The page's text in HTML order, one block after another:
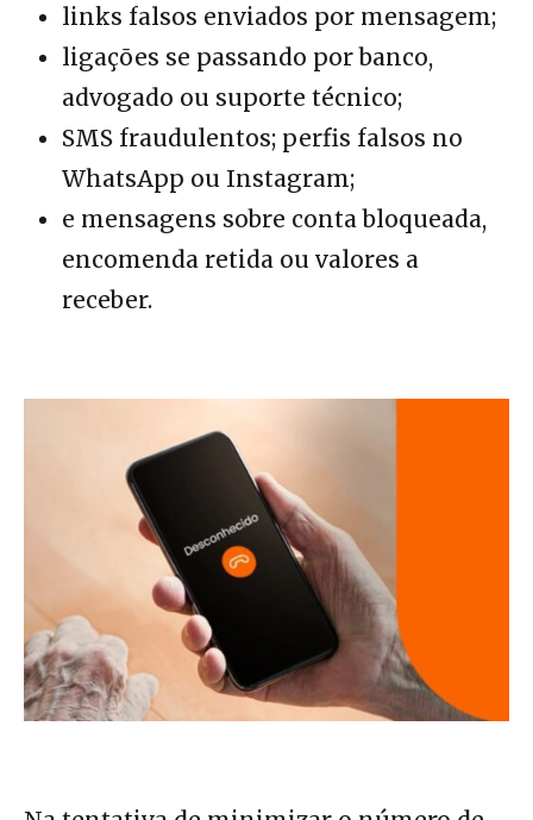
links falsos enviados por mensagem;
ligações se passando por banco,
advogado ou suporte técnico;
SMS fraudulentos; perfis falsos no
WhatsApp ou Instagram;
e mensagens sobre conta bloqueada,
encomenda retida ou valores a
receber.